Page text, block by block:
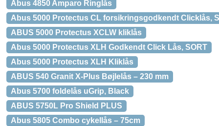
Abus 4850 Amparo Ringlås
Abus 5000 Protectus CL forsikringsgodkendt Clicklås,
ABUS 5000 Protectus XCLW kliklås
Abus 5000 Protectus XLH Godkendt Click Lås, SORT
Abus 5000 Protectus XLH Kliklås
ABUS 540 Granit X-Plus Bøjlelås – 230 mm
Abus 5700 foldelås uGrip, Black
ABUS 5750L Pro Shield PLUS
Abus 5805 Combo cykellås – 75cm